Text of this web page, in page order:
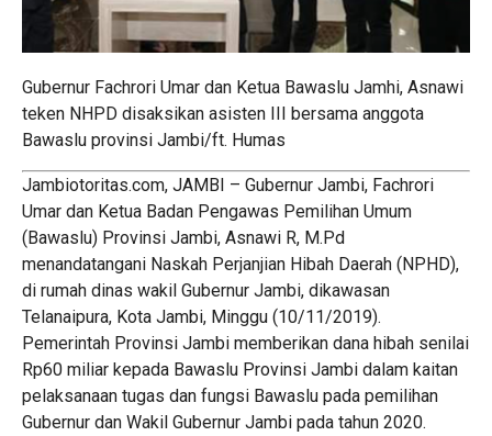
Gubernur Fachrori Umar dan Ketua Bawaslu Jamhi, Asnawi
teken NHPD disaksikan asisten III bersama anggota
Bawaslu provinsi Jambi/ft. Humas
Jambiotoritas.com, JAMBI – Gubernur Jambi, Fachrori
Umar dan Ketua Badan Pengawas Pemilihan Umum
(Bawaslu) Provinsi Jambi, Asnawi R, M.Pd
menandatangani Naskah Perjanjian Hibah Daerah (NPHD),
di rumah dinas wakil Gubernur Jambi, dikawasan
Telanaipura, Kota Jambi, Minggu (10/11/2019).
Pemerintah Provinsi Jambi memberikan dana hibah senilai
Rp60 miliar kepada Bawaslu Provinsi Jambi dalam kaitan
pelaksanaan tugas dan fungsi Bawaslu pada pemilihan
Gubernur dan Wakil Gubernur Jambi pada tahun 2020.